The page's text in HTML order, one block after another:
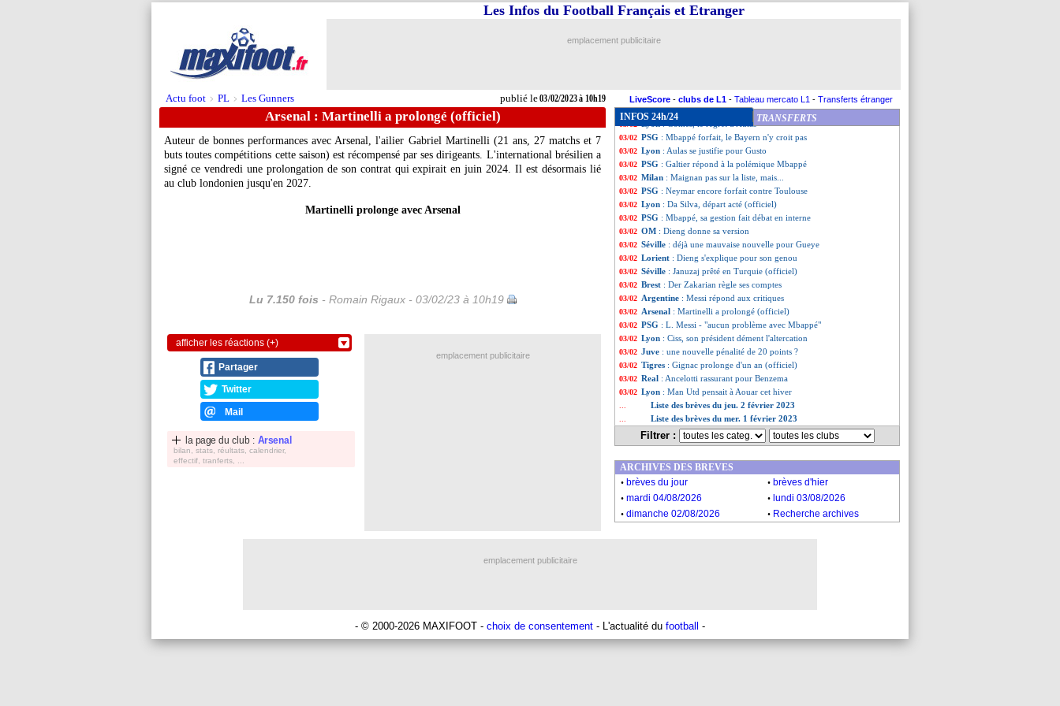
Actu foot > PL > Les Gunners publié le03/02/2023 à 10h19
Les Infos du Football Français et Etranger
emplacement publicitaire
LiveScore - clubs de L1 - Tableau mercato L1 - Transferts étranger
Arsenal : Martinelli a prolongé (officiel)
Auteur de bonnes performances avec Arsenal, l'ailier Gabriel Martinelli (21 ans, 27 matchs et 7
buts toutes compétitions cette saison) est récompensé par ses dirigeants. L'international brésilien a
signé ce vendredi une prolongation de son contrat qui expirait en juin 2024. Il est désormais lié
au club londonien jusqu'en 2027.
Martinelli prolonge avec Arsenal
Lu 7.150 fois - Romain Rigaux - 03/02/23 à 10h19
afficher les réactions (+)
Partager
Twitter
Mail
la page du club : Arsenal
bilan, stats, réultats, calendrier,
effectif, tranferts, ...
INFOS 24h/24 TRANSFERTS
03/02 Lyon: agacé, Blanc quitte la conf' de presse
03/02 Lyon: Aulas et la "bêtise" Juninho
03/02 Lyon
03/02 Roma: Zaniolo pas près de rejouer...
03/02 Bayern: Mané forfait à Paris, selon Nagelsmann
: Gomes, le regret d'Aulas
03/02 PSG : Mbappé forfait, le Bayern n'y croit pas
03/02 Lyon : Aulas se justifie pour Gusto
03/02 PSG : Galtier répond à la polémique Mbappé
03/02 Milan : Maignan pas sur la liste, mais...
03/02 PSG : Neymar encore forfait contre Toulouse
03/02 Lyon : Da Silva, départ acté (officiel)
03/02 PSG : Mbappé, sa gestion fait débat en interne
03/02 OM : Dieng donne sa version
03/02 Séville : déjà une mauvaise nouvelle pour Gueye
03/02 Lorient : Dieng s'explique pour son genou
03/02 Séville : Januzaj prêté en Turquie (officiel)
03/02 Brest : Der Zakarian règle ses comptes
03/02 Argentine : Messi répond aux critiques
03/02 Arsenal : Martinelli a prolongé (officiel)
03/02 PSG : L. Messi - "aucun problème avec Mbappé"
03/02 Lyon : Ciss, son président dément l'altercation
03/02 Juve : une nouvelle pénalité de 20 points ?
03/02 Tigres : Gignac prolonge d'un an (officiel)
03/02 Real : Ancelotti rassurant pour Benzema
03/02 Lyon : Man Utd pensait à Aouar cet hiver
Liste des brèves du jeu. 2 février 2023
Liste des brèves du mer. 1 février 2023
Filtrer :
emplacement publicitaire
ARCHIVES DES BREVES
. brèves du jour . brèves d'hier
. mardi 04/08/2026 . lundi 03/08/2026
. dimanche 02/08/2026 . Recherche archives
emplacement publicitaire
- © 2000-2026 MAXIFOOT - choix de consentement - L'actualité du football -